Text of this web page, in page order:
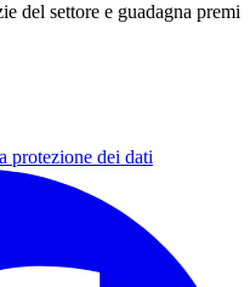
del settore e guadagna premi
protezione dei dati